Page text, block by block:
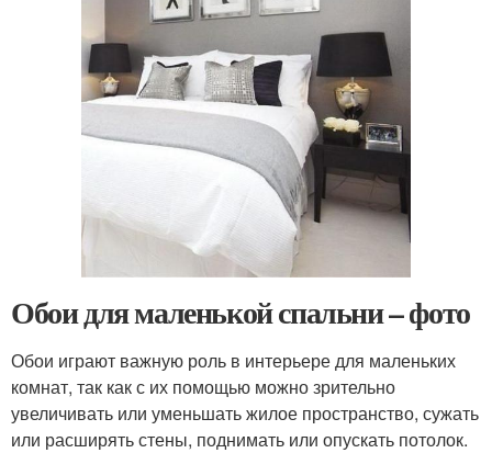
Обои для маленькой спальни – фото
Обои играют важную роль в интерьере для маленьких
комнат, так как с их помощью можно зрительно
увеличивать или уменьшать жилое пространство, сужать
или расширять стены, поднимать или опускать потолок.